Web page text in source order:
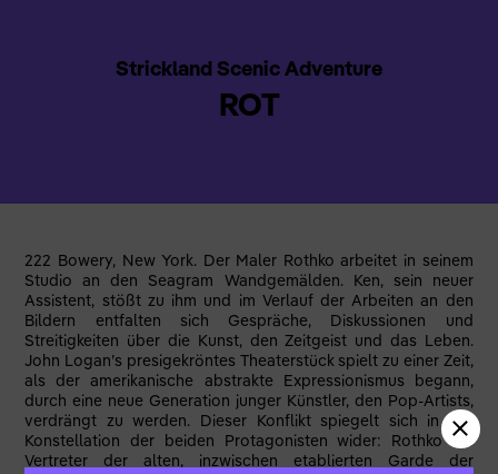
Strickland Scenic Adventure
ROT
222 Bowery, New York. Der Maler Rothko arbeitet in seinem
Studio an den Seagram Wandgemälden. Ken, sein neuer
Assistent, stößt zu ihm und im Verlauf der Arbeiten an den
Bildern entfalten sich Gespräche, Diskussionen und
Streitigkeiten über die Kunst, den Zeitgeist und das Leben.
John Logan’s presigekröntes Theaterstück spielt zu einer Zeit,
als der amerikanische abstrakte Expressionismus begann,
durch eine neue Generation junger Künstler, den Pop-Artists,
verdrängt zu werden. Dieser Konflikt spiegelt sich in der
Konstellation der beiden Protagonisten wider: Rothko als
Vertreter der alten, inzwischen etablierten Garde der